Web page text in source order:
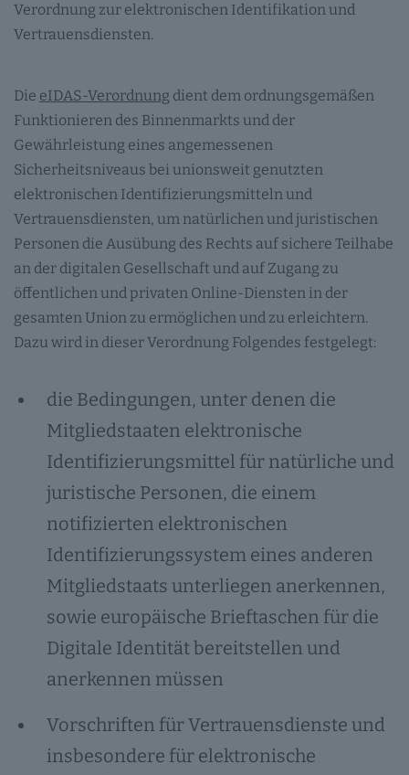
Verordnung zur elektronischen Identifikation und
Vertrauensdiensten.
Die eIDAS-Verordnung dient dem ordnungsgemäßen
Funktionieren des Binnenmarkts und der
Gewährleistung eines angemessenen
Sicherheitsniveaus bei unionsweit genutzten
elektronischen Identifizierungsmitteln und
Vertrauensdiensten, um natürlichen und juristischen
Personen die Ausübung des Rechts auf sichere Teilhabe
an der digitalen Gesellschaft und auf Zugang zu
öffentlichen und privaten Online-Diensten in der
gesamten Union zu ermöglichen und zu erleichtern.
Dazu wird in dieser Verordnung Folgendes festgelegt:
die Bedingungen, unter denen die
Mitgliedstaaten elektronische
Identifizierungsmittel für natürliche und
juristische Personen, die einem
notifizierten elektronischen
Identifizierungssystem eines anderen
Mitgliedstaats unterliegen anerkennen,
sowie europäische Brieftaschen für die
Digitale Identität bereitstellen und
anerkennen müssen
Vorschriften für Vertrauensdienste und
insbesondere für elektronische